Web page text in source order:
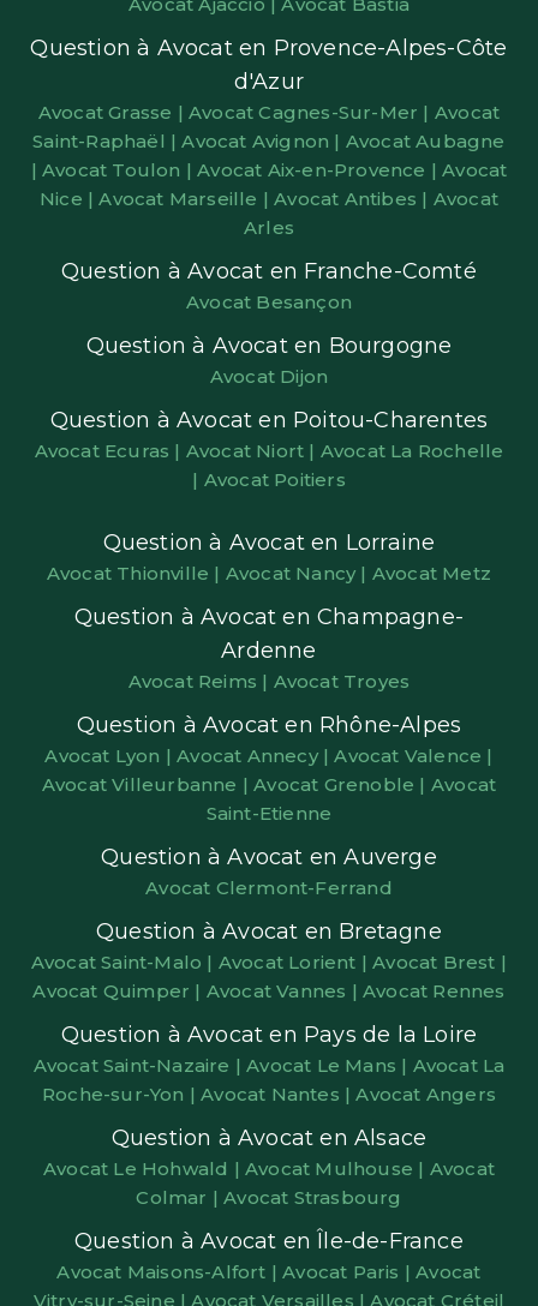
Question à Avocat en Provence-Alpes-Côte
d'Azur
Avocat Grasse |Avocat Cagnes-Sur-Mer | Avocat
Saint-Raphaël |Avocat Avignon | Avocat Aubagne
| Avocat Toulon |Avocat Aix-en-Provence |Avocat
Nice |Avocat Marseille |Avocat Antibes | Avocat
Arles
Question à Avocat en Franche-Comté
Avocat Besançon
Question à Avocat en Bourgogne
Avocat Dijon
Question à Avocat en Poitou-Charentes
Avocat Ecuras | Avocat Niort | Avocat La Rochelle
| Avocat Poitiers
Question à Avocat en Lorraine
Avocat Thionville | Avocat Nancy | Avocat Metz
Question à Avocat en Champagne-
Ardenne
Avocat Reims | Avocat Troyes
Question à Avocat en Rhône-Alpes
Avocat Lyon |Avocat Annecy |Avocat Valence |
Avocat Villeurbanne |Avocat Grenoble | Avocat
Saint-Etienne
Question à Avocat en Auverge
Avocat Clermont-Ferrand
Question à Avocat en Bretagne
Avocat Saint-Malo | Avocat Lorient |Avocat Brest |
Avocat Quimper | Avocat Vannes | Avocat Rennes
Question à Avocat en Pays de la Loire
Avocat Saint-Nazaire |Avocat Le Mans | Avocat La
Roche-sur-Yon |Avocat Nantes |Avocat Angers
Question à Avocat en Alsace
Avocat Le Hohwald |Avocat Mulhouse | Avocat
Colmar |Avocat Strasbourg
Question à Avocat en Île-de-France
Avocat Maisons-Alfort |Avocat Paris |Avocat
Vitry-sur-Seine |Avocat Versailles |Avocat Créteil